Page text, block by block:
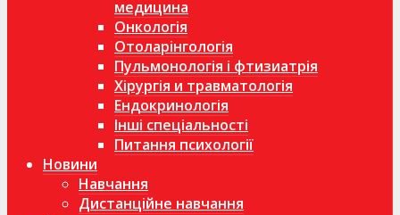
медицина
Онкологія
Отоларінгологія
Пульмонологія і фтизиатрія
Хірургія и травматологія
Ендокринологія
Інші спеціальності
Питання психології
Новини
Навчання
Дистанційне навчання